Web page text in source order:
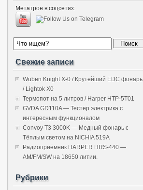
Метатрон в соцсетях:
Свежие записи
Wuben Knight X-0 / Крутейший EDC фонарь
/ Lightok X0
Термопот на 5 литров / Harper HTP-5T01
GVDA GD110A — Тестер электрика с
интересным функционалом
Convoy T3 3000K — Медный фонарь с
Тёплым светом на NICHIA 519A
Радиоприёмник HARPER HRS-440 —
AM/FM/SW на 18650 литии.
Рубрики